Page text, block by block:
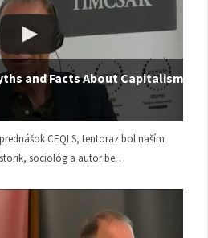
and Facts About Capitalism |
CEQLS, tentoraz bol naším
sociológ a autor be…